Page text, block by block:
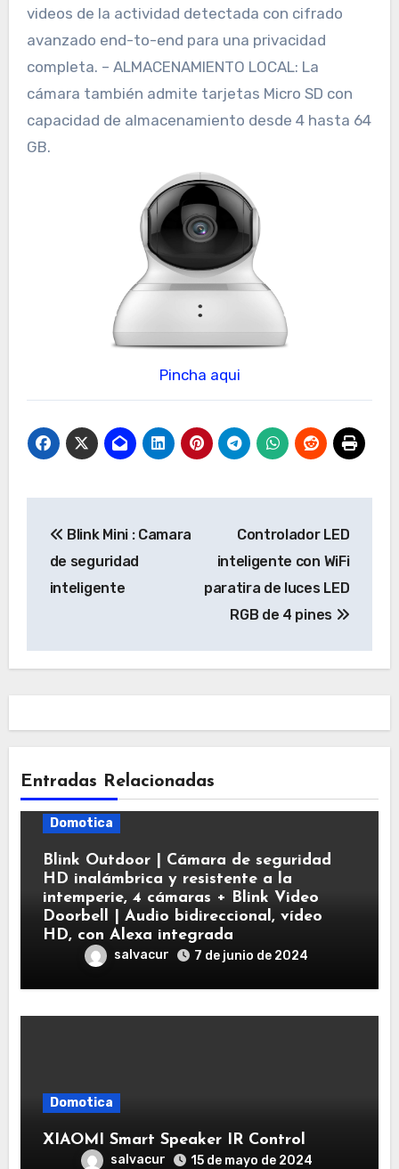
videos de la actividad detectada con cifrado
avanzado end-to-end para una privacidad
completa. – ALMACENAMIENTO LOCAL: La
cámara también admite tarjetas Micro SD con
capacidad de almacenamiento desde 4 hasta 64
GB.
Pincha aqui
de
entradas
Blink Mini : Camara
de seguridad
inteligente
Controlador LED
inteligente con WiFi
paratira de luces LED
RGB de 4 pines
Entradas Relacionadas
Domotica
Blink Outdoor | Cámara de seguridad
HD inalámbrica y resistente a la
intemperie, 4 cámaras + Blink Video
Doorbell | Audio bidireccional, vídeo
HD, con Alexa integrada
salvacur 7 de junio de 2024
Domotica
XIAOMI Smart Speaker IR Control
salvacur 15 de mayo de 2024